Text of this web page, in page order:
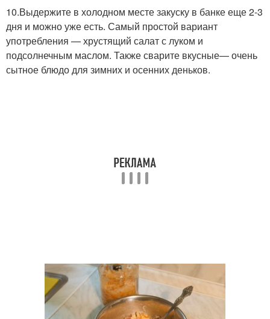
10.Выдержите в холодном месте закуску в банке еще 2-3
дня и можно уже есть. Самый простой вариант
употребления — хрустящий салат с луком и
подсолнечным маслом. Также сварите вкусные— очень
сытное блюдо для зимних и осенних деньков.